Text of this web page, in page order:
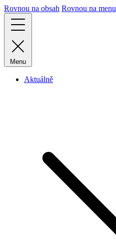
Rovnou na obsah Rovnou na menu
Menu
Aktuálně